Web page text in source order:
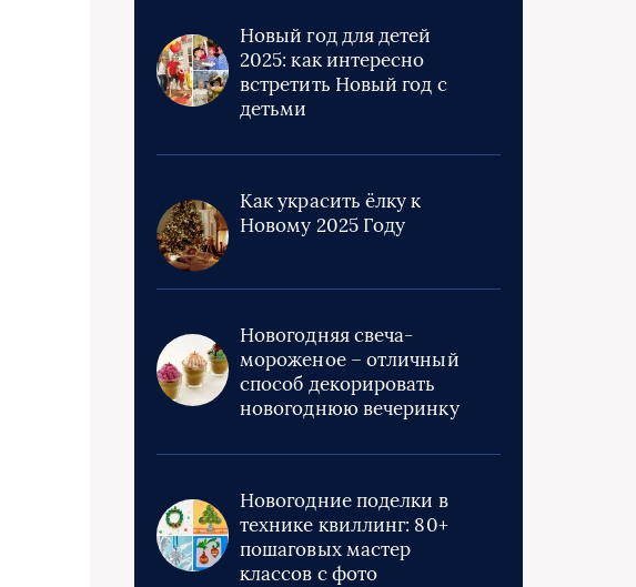
Новый год для детей
2025: как интересно
встретить Новый год с
детьми
Как украсить ёлку к
Новому 2025 Году
Новогодняя свеча-
мороженое – отличный
способ декорировать
новогоднюю вечеринку
Новогодние поделки в
технике квиллинг: 80+
пошаговых мастер
классов с фото